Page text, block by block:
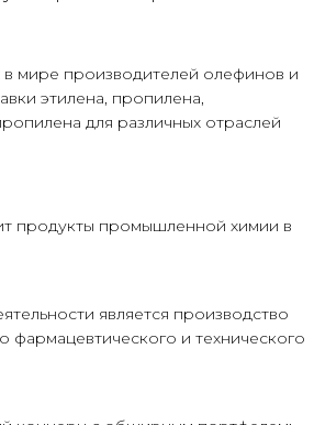
мире производителей олефинов и
этилена, пропилена,
для различных отраслей
продукты промышленной химии в
является производство
фармацевтического и технического